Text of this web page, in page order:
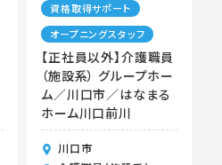
資格取得サポート
オープニングスタッフ
【正社員以外】介護職員
（施設系） グループホー
ム／川口市／はなまる
ホーム川口前川
川口市